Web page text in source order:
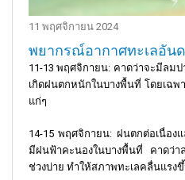
11 พฤศจิกายน 2024
พยากรณ์อากาศทะเลอัน
11-13 พฤศจิกายน: คาดว่าจะมีลม
เกิดฝนตกหนักในบางพื้นที่ โดยเฉพ
แก่ๆ
14-15 พฤศจิกายน: ฝนตกต่อเนื่อง
มีฝนฟ้าคะนองในบางพื้นที่ คาดว่า
ช่วงบ่าย ทำให้สภาพทะเลคลื่นแรง